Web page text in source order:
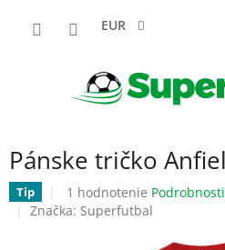
EUR
Pánske tričko
Tip
Priemerné
hodnotenie
1 hodnotenie
Značka: Superfutbal